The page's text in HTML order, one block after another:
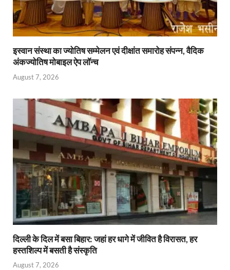
इस्वान संस्था का ज्योतिष सम्मेलन एवं दीक्षांत समारोह संपन्न, वैदिक
अंकज्योतिष मोबाइल ऐप लॉन्च
August 7, 2026
दिल्ली के दिल में बसा बिहार: जहां हर धागे में जीवित है विरासत, हर
हस्तशिल्प में बसती है संस्कृति
August 7, 2026